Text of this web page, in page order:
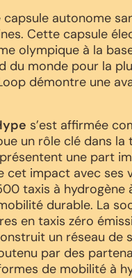
capsule autonome
Cette capsule
olympique à la
du monde pour la
démontre une
s’est affirmée
un rôle clé dans la
une part
cet impact avec ses
taxis à hydrogène
durable. La
en taxis zéro
un réseau de
par des
de mobilité à